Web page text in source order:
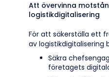
Att övervinna
logistikdigitalisering
För att säkerställa ett
av logistikdigitalisering
Säkra
företagets